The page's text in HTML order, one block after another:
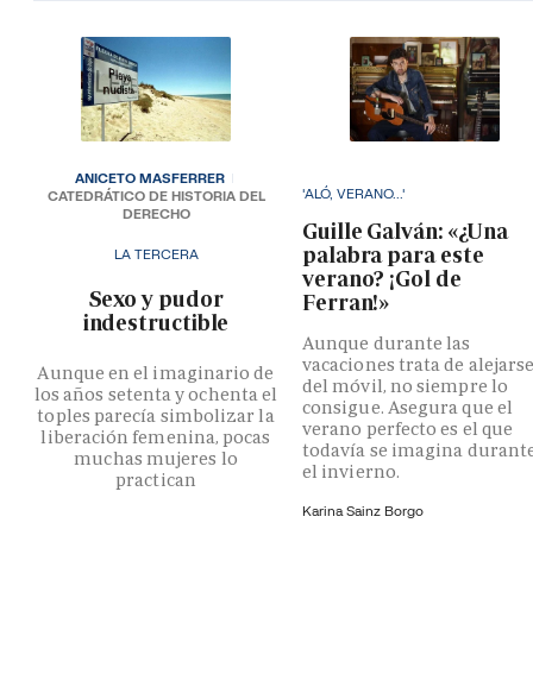
LA TERCERA
­Sexo y pudor
indestructible
Aunque en el imaginario de
los años setenta y ochenta el
toples parecía simbolizar la
liberación femenina, pocas
muchas mujeres lo
practican
ANICETO MASFERRER
CATEDRÁTICO DE HISTORIA DEL
DERECHO
'ALÓ, VERANO...'
Guille Galván: «¿Una
palabra para este
verano? ¡Gol de
Ferran!»
Aunque durante las
vacaciones trata de
del móvil, no siempre lo
consigue. Asegura que el
verano perfecto es el que
todavía se imagina
el invierno.
Karina Sainz Borgo